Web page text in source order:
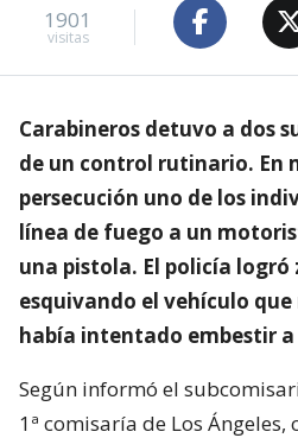
1901
visitas
Carabineros detuvo a dos
de un control rutinario. En
persecución uno de los
línea de fuego a un
una pistola. El policía
esquivando el vehículo
había intentado embestir
Según informó el
1ª comisaría de Los Ángeles,